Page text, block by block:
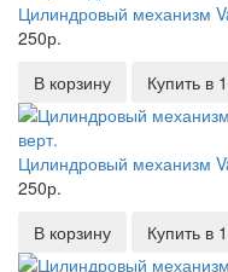
Цилиндровый механизм
250р.
В корзину
Купить в
Цилиндровый механизм
250р.
В корзину
Купить в